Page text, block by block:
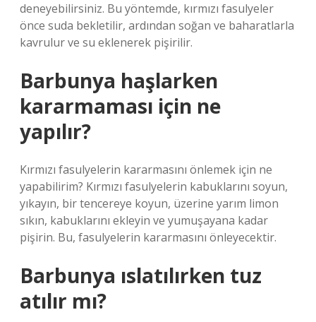
deneyebilirsiniz. Bu yöntemde, kırmızı fasulyeler
önce suda bekletilir, ardından soğan ve baharatlarla
kavrulur ve su eklenerek pişirilir.
Barbunya haşlarken
kararmaması için ne
yapılır?
Kırmızı fasulyelerin kararmasını önlemek için ne
yapabilirim? Kırmızı fasulyelerin kabuklarını soyun,
yıkayın, bir tencereye koyun, üzerine yarım limon
sıkın, kabuklarını ekleyin ve yumuşayana kadar
pişirin. Bu, fasulyelerin kararmasını önleyecektir.
Barbunya ıslatılırken tuz
atılır mı?